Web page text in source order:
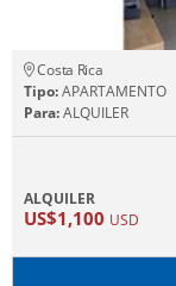
Costa Rica
Tipo:APARTAMENTO
Para:ALQUILER
ALQUILER
US$1,100 USD